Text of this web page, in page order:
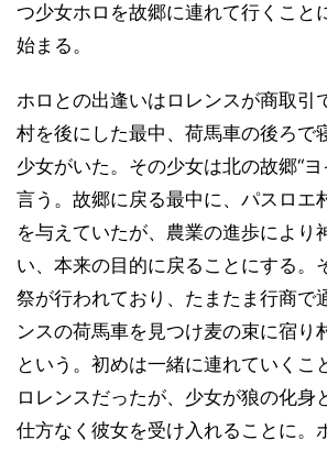
つ少女ホロを故郷に連れて行くこと
始まる。
ホロとの出逢いはロレンスが商取引
村を後にした最中、荷馬車の後ろで
少女がいた。その少女は北の故郷“ヨ
言う。故郷に戻る最中に、パスロエ
を与えていたが、農業の進歩により
い、本来の目的に戻ることにする。
祭が行われており、たまたま行商で
ンスの荷馬車を見つけ麦の束に宿り
という。初めは一緒に連れていくこ
ロレンスだったが、少女が狼の化身
仕方なく彼女を受け入れることに。